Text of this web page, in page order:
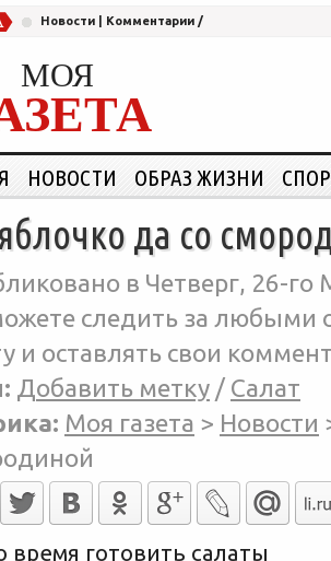
Новости Комментарии /
МОЯ
НОВОСТИ ОБРАЗ ЖИЗНИ
да со
в Четверг, 26-го
следить за любыми
и оставлять свои
Добавить метку / Салат
Моя газета > Новости
время готовить салаты